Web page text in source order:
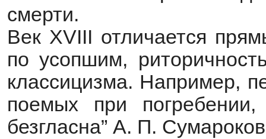
смерти.
Век ХVIII отличается
по усопшим,
классицизма. Например,
поемых при
безгласна” А. П.